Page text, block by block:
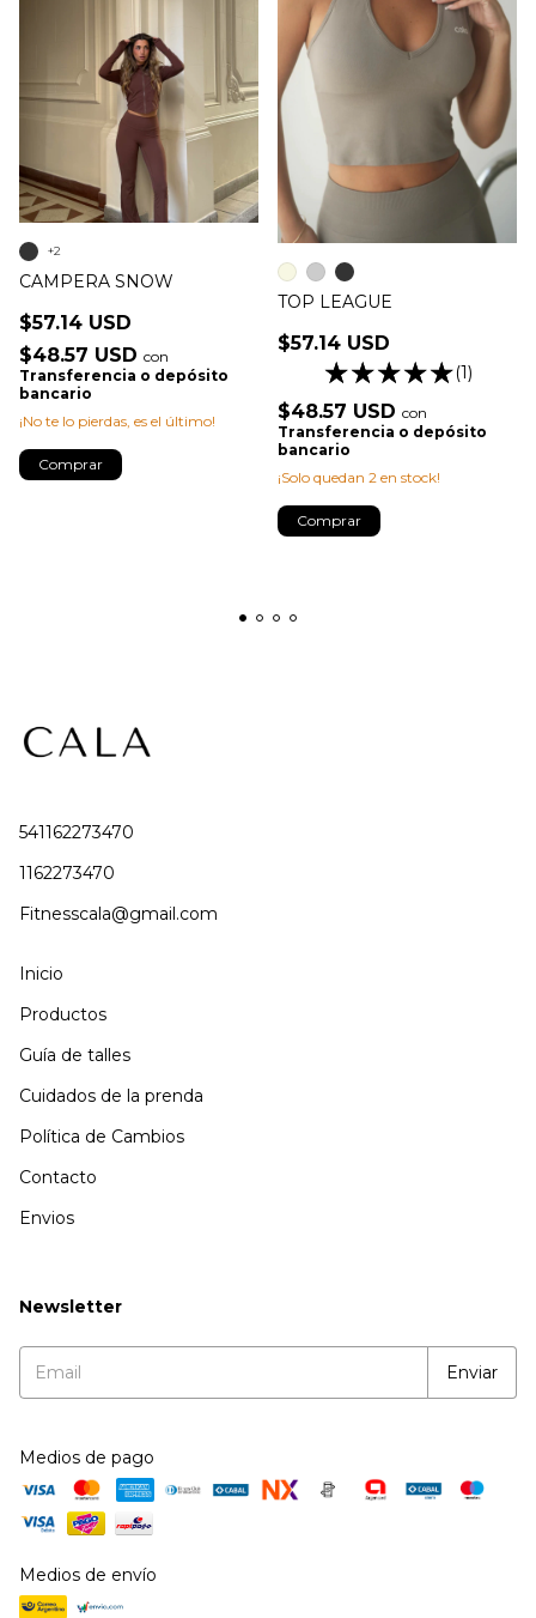
CAMPERA SNOW
$57.14 USD
$48.57 USD con
Transferencia o depósito
bancario
¡No te lo pierdas, es el último!
+2
Comprar
TOP LEAGUE
$57.14 USD
(1)
$48.57 USD con
Transferencia o depósito
bancario
¡Solo quedan 2 en stock!
Comprar
541162273470
1162273470
Fitnesscala@gmail.com
Inicio
Productos
Guía de talles
Cuidados de la prenda
Política de Cambios
Contacto
Envios
Newsletter
Medios de pago
Medios de envío